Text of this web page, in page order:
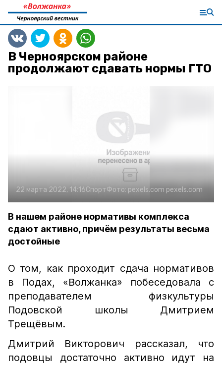
В Черноярском районе
продолжают сдавать нормы ГТО
22 марта 2022, 14:16СпортФото: pexels.com pexels.com
В нашем районе нормативы комплекса
сдают активно, причём результаты весьма
достойные
О том, как проходит сдача нормативов
в Подах, «Волжанка» побеседовала с
преподавателем физкультуры
Подовской школы Дмитрием
Трещёвым.
Дмитрий Викторович рассказал, что
подовцы достаточно активно идут на